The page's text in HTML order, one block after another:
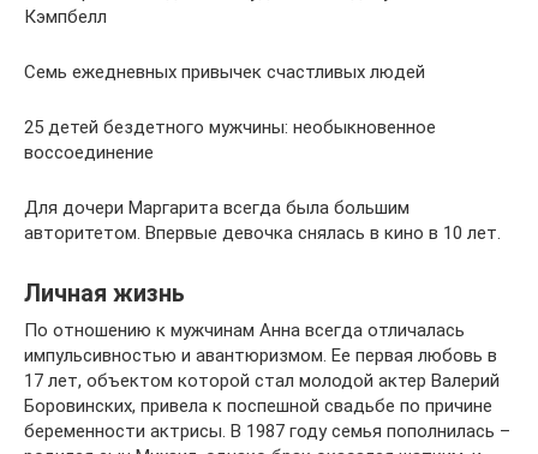
Кэмпбелл
Семь ежедневных привычек счастливых людей
25 детей бездетного мужчины: необыкновенное
воссоединение
Для дочери Маргарита всегда была большим
авторитетом. Впервые девочка снялась в кино в 10 лет.
Личная жизнь
По отношению к мужчинам Анна всегда отличалась
импульсивностью и авантюризмом. Ее первая любовь в
17 лет, объектом которой стал молодой актер Валерий
Боровинских, привела к поспешной свадьбе по причине
беременности актрисы. В 1987 году семья пополнилась –